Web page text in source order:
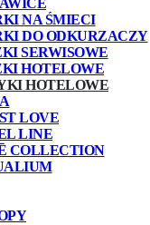
NA ŚMIECI
DO ODKURZACZY
SERWISOWE
HOTELOWE
HOTELOWE
LOVE
LINE
COLLECTION